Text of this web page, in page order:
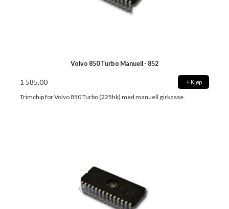
Volvo 850 Turbo Manuell - 852
1 585,00 Kjøp
Trimchip for Volvo 850 Turbo (225hk) med manuell girkasse.